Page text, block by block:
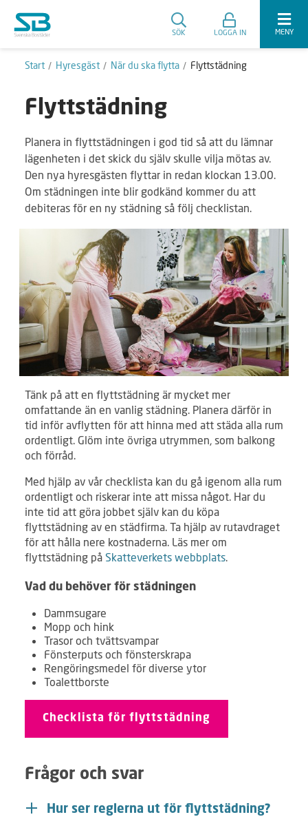
SÖK LOGGA IN MENY
Start Hyresgäst När du ska flytta Flyttstädning
Flyttstädning
Planera in flyttstädningen i god tid så att du lämnar
lägenheten i det skick du själv skulle vilja mötas av.
Den nya hyresgästen flyttar in redan klockan 13.00.
Om städningen inte blir godkänd kommer du att
debiteras för en ny städning så följ checklistan.
Tänk på att en flyttstädning är mycket mer
omfattande än en vanlig städning. Planera därför in
tid inför avflytten för att hinna med att städa alla rum
ordentligt. Glöm inte övriga utrymmen, som balkong
och förråd.
Med hjälp av vår checklista kan du gå igenom alla rum
ordentligt och riskerar inte att missa något. Har du
inte tid att göra jobbet själv kan du köpa
flyttstädning av en städfirma. Ta hjälp av rutavdraget
för att hålla nere kostnaderna. Läs mer om
flyttstädning på Skatteverkets webbplats.
Vad du behöver för städningen
Dammsugare
Mopp och hink
Trasor och tvättsvampar
Fönsterputs och fönsterskrapa
Rengöringsmedel för diverse ytor
Toalettborste
Checklista för flyttstädning
Frågor och svar
Hur ser reglerna ut för flyttstädning?